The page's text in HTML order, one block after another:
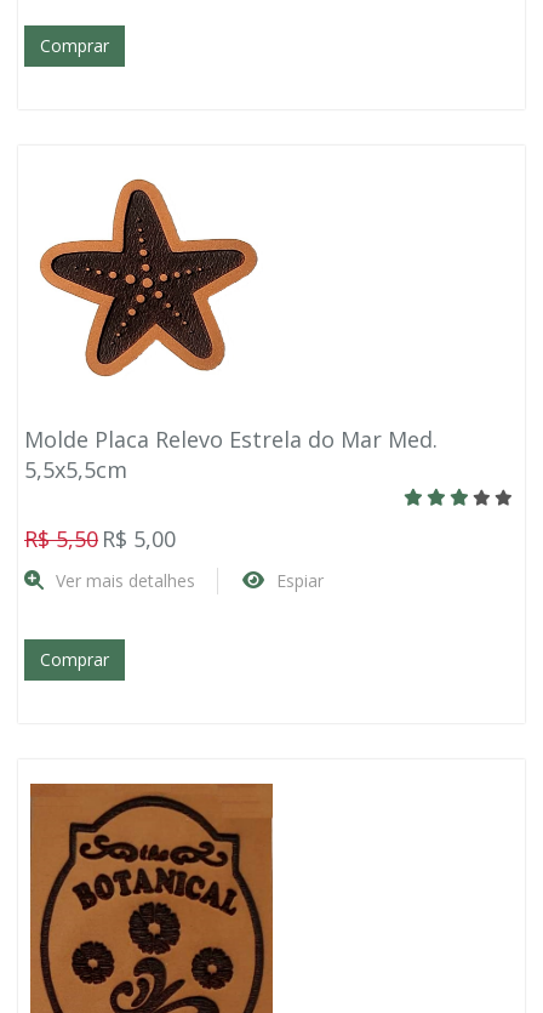
Comprar
Molde Placa Relevo Estrela do Mar Med.
5,5x5,5cm
R$ 5,50 R$ 5,00
Ver mais detalhes Espiar
Comprar